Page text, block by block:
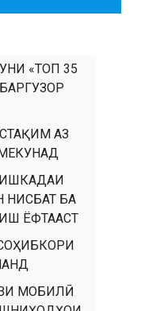
«ТОП 35
АЗ
НИСБАТ БА
ЁФТААСТ
МОБИЛӢ